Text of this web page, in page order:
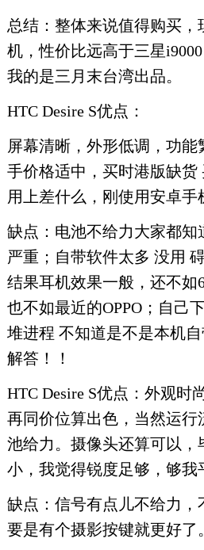
总结：整体来说值得购买，
机，性价比远高于三星
我的是三月末台湾出品。
HTC Desire S优点：
屏幕清晰，外形低调，功能
手价格适中，买时港版缺货
用上差什么，刚使用安卓手
缺点：电池不给力大家都知
严重；自带软件太多 没用
结果耳机效果一般，还不如
也不如最近的OPPO；自己
堆进程 不知道是不是本机
解答！！
HTC Desire S优点：外观时
再同价位算出色，当然运行
池给力。摄像头还算可以，
小，我觉得锐度足够，够我
缺点：信号有点儿不给力，
要是有个摄影按键就更好了。